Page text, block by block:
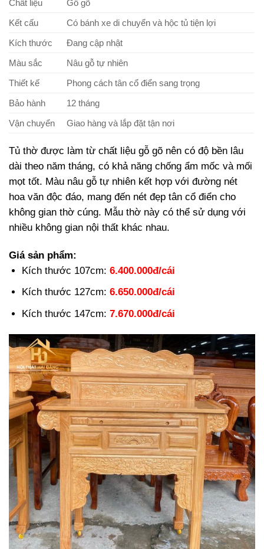
Chất liệu
Gỗ gõ
Kết cấu
Có bánh xe di chuyển và hộc tủ tiện lợi
Kích thước
Đang cập nhật
Màu sắc
Nâu gỗ tự nhiên
Thiết kế
Phong cách tân cổ điển sang trọng
Bảo hành
12 tháng
Vận chuyển
Giao hàng và lắp đặt tận nơi
Tủ thờ được làm từ chất liệu gỗ gõ nên có độ bền lâu
dài theo năm tháng, có khả năng chống ẩm mốc và mối
mọt tốt. Màu nâu gỗ tự nhiên kết hợp với đường nét
hoa văn độc đáo, mang đến nét đẹp tân cổ điển cho
không gian thờ cúng. Mẫu thờ này có thể sử dụng với
nhiều không gian nội thất khác nhau.
Giá sản phẩm:
Kích thước 107cm: 6.400.000đ/cái
Kích thước 127cm: 6.650.000đ/cái
Kích thước 147cm: 7.670.000đ/cái